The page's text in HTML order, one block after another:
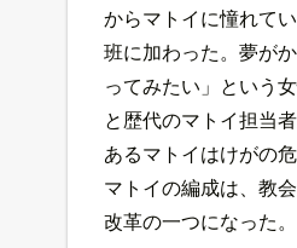
からマトイに憧れて
班に加わった。夢が
ってみたい」という
と歴代のマトイ担当
あるマトイはけがの
マトイの編成は、教
改革の一つになった。